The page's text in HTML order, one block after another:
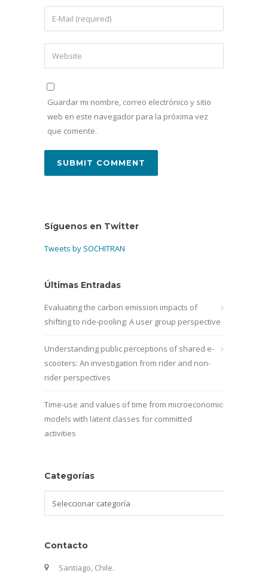
Guardar mi nombre, correo electrónico y sitio
web en este navegador para la próxima vez
que comente.
Síguenos en Twitter
Tweets by SOCHITRAN
Últimas Entradas
Evaluating the carbon emission impacts of
shifting to ride-pooling: A user group perspective
Understanding public perceptions of shared e-
scooters: An investigation from rider and non-
rider perspectives
Time-use and values of time from microeconomic
models with latent classes for committed
activities
Categorías
Contacto
Santiago, Chile.